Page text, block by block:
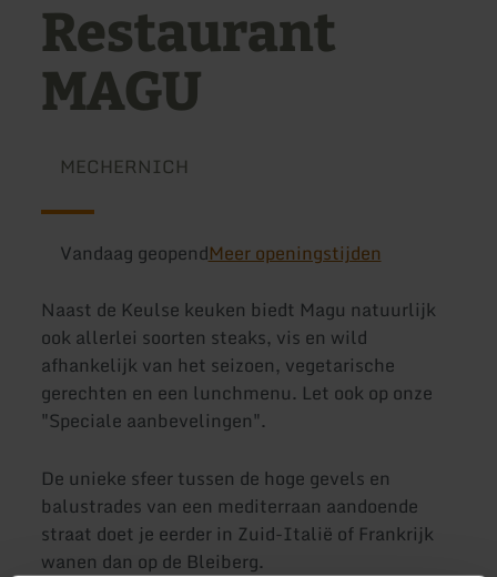
Restaurant
MAGU
MECHERNICH
Vandaag geopendMeer openingstijden
Naast de Keulse keuken biedt Magu natuurlijk
ook allerlei soorten steaks, vis en wild
afhankelijk van het seizoen, vegetarische
gerechten en een lunchmenu. Let ook op onze
"Speciale aanbevelingen".
De unieke sfeer tussen de hoge gevels en
balustrades van een mediterraan aandoende
straat doet je eerder in Zuid-Italië of Frankrijk
wanen dan op de Bleiberg.